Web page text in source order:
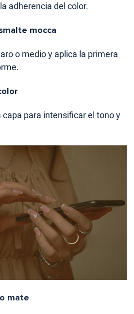
adherencia del color.
mocca
o medio y aplica la primera
para intensificar el tono y
mate